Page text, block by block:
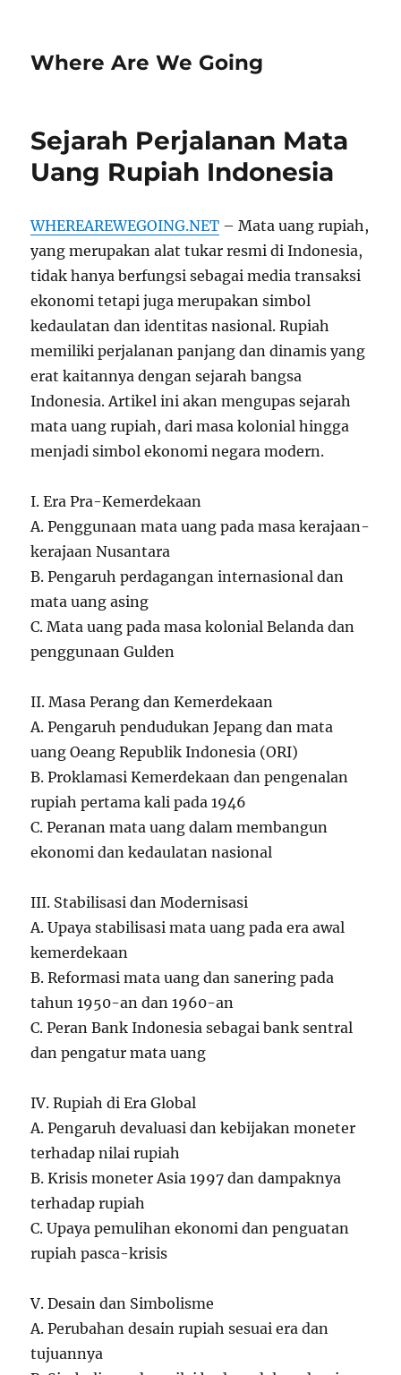
Where Are We Going
Sejarah Perjalanan Mata
Uang Rupiah Indonesia
WHEREAREWEGOING.NET – Mata uang rupiah,
yang merupakan alat tukar resmi di Indonesia,
tidak hanya berfungsi sebagai media transaksi
ekonomi tetapi juga merupakan simbol
kedaulatan dan identitas nasional. Rupiah
memiliki perjalanan panjang dan dinamis yang
erat kaitannya dengan sejarah bangsa
Indonesia. Artikel ini akan mengupas sejarah
mata uang rupiah, dari masa kolonial hingga
menjadi simbol ekonomi negara modern.
I. Era Pra-Kemerdekaan
A. Penggunaan mata uang pada masa kerajaan-
kerajaan Nusantara
B. Pengaruh perdagangan internasional dan
mata uang asing
C. Mata uang pada masa kolonial Belanda dan
penggunaan Gulden
II. Masa Perang dan Kemerdekaan
A. Pengaruh pendudukan Jepang dan mata
uang Oeang Republik Indonesia (ORI)
B. Proklamasi Kemerdekaan dan pengenalan
rupiah pertama kali pada 1946
C. Peranan mata uang dalam membangun
ekonomi dan kedaulatan nasional
III. Stabilisasi dan Modernisasi
A. Upaya stabilisasi mata uang pada era awal
kemerdekaan
B. Reformasi mata uang dan sanering pada
tahun 1950-an dan 1960-an
C. Peran Bank Indonesia sebagai bank sentral
dan pengatur mata uang
IV. Rupiah di Era Global
A. Pengaruh devaluasi dan kebijakan moneter
terhadap nilai rupiah
B. Krisis moneter Asia 1997 dan dampaknya
terhadap rupiah
C. Upaya pemulihan ekonomi dan penguatan
rupiah pasca-krisis
V. Desain dan Simbolisme
A. Perubahan desain rupiah sesuai era dan
tujuannya